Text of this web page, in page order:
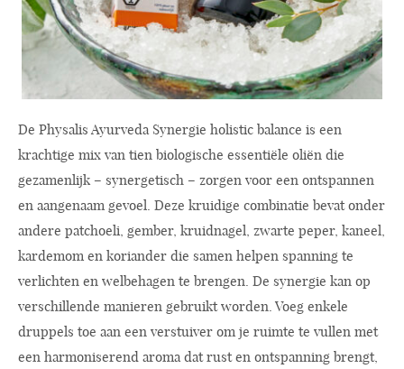
De Physalis Ayurveda Synergie holistic balance is een
krachtige mix van tien biologische essentiële oliën die
gezamenlijk – synergetisch – zorgen voor een ontspannen
en aangenaam gevoel. Deze kruidige combinatie bevat onder
andere patchoeli, gember, kruidnagel, zwarte peper, kaneel,
kardemom en koriander die samen helpen spanning te
verlichten en welbehagen te brengen. De synergie kan op
verschillende manieren gebruikt worden. Voeg enkele
druppels toe aan een verstuiver om je ruimte te vullen met
een harmoniserend aroma dat rust en ontspanning brengt,